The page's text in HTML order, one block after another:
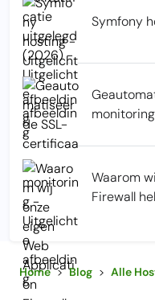
Symfony
monitoring
Waarom
Firewall
Home>Blog > Alle